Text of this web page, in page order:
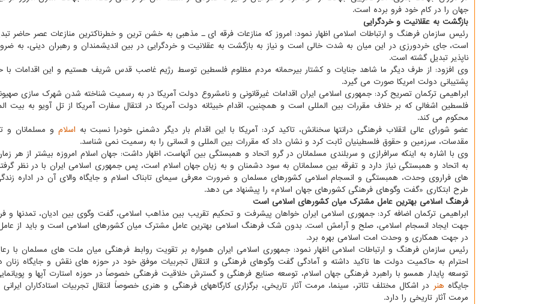
جهان را در كام خود فرو برده است.
بازگشت به عقلانیت و خردگرایی
رئیس سازمان فرهنگ و ارتباطات اسلامی اظهار نمود: امروز كه منازعات فرقه ای ـ مذهبی به خشن ترین و خطرناكترین منازعات عصر حاضر
است، جای خردورزی در این میان به شدت خالی است و نیاز به بازگشت به عقلانیت و خردگرایی در بین اندیشمندان و رهبران دینی، به
ناپذیر تبدیل گشته است.
وی افزود: از طرف دیگر ما شاهد جنایات و كشتار بیرحمانه مردم مظلوم فلسطین توسط رژیم غاصب قدس شریف هستیم و این اقدامات با
پشتیبانی دولت امریكا صورت می گیرد.
ابراهیمی تركمان تصریح كرد: جمهوری اسلامی ایران اقدامات غیرقانونی و نامشروع دولت آمریكا در به رسمیت شناخته شدن شهرك سازی
فلسطین اشغالی كه بر خلاف مقررات بین المللی است و همچنین، اقدام خبیثانه دولت آمریكا در انتقال سفارت آمریكا از تل آویو به بیت
محكوم می كند.
عضو شورای عالی انقلاب فرهنگی درانتها سخنانش، تاكید كرد: آمریكا با این اقدام بار دیگر دشمنی خودرا نسبت به اسلام و مسلمانان و
مقدسات، سرزمین و حقوق فلسطینیان ثابت كرد و نشان داد كه مقررات بین المللی و انسانی را به رسمیت نمی شناسد.
وی با اشاره به اینكه سرافرازی و سربلندی مسلمانان در گرو اتحاد و همبستگی بین آنهاست، اظهار داشت: جهان اسلام امروزه بیشتر از هر
به اتحاد و همبستگی نیاز دارد و تفرقه بین مسلمانان به سود دشمنان و به زیان جهان اسلام است، پس جمهوری اسلامی ایران با در نظر
های فراروی وحدت، همبستگی و انسجام اسلامی كشورهای مسلمان و ضرورت معرفی سیمای تابناك اسلام و جایگاه والای آن در اداره
طرح ابتكاری «گفت وگوهای فرهنگی كشورهای جهان اسلام» را پیشنهاد می دهد.
فرهنگ اسلامی بهترین عامل مشترك میان كشورهای اسلامی است
ابراهیمی تركمان اضافه كرد: جمهوری اسلامی ایران خواهان پیشرفت و تحكیم تقریب بین مذاهب اسلامی، گفت وگوی بین ادیان، تمدنها و
جهت ایجاد انسجام اسلامی، صلح و آرامش است. بدون شك فرهنگ اسلامی بهترین عامل مشترك میان كشورهای اسلامی است و باید از
در جهت همكاری و وحدت امت اسلامی بهره برد.
رئیس سازمان فرهنگ و ارتباطات اسلامی اظهار نمود: جمهوری اسلامی ایران همواره بر تقویت روابط فرهنگی میان ملت های مسلمان با
احترام به حاكمیت دولت ها تاكید داشته و آمادگی گفت وگوهای فرهنگی و انتقال تجربیات موفق خود در حوزه های نقش و جایگاه زنان
توسعه پایدار همسو با راهبرد فرهنگی جهان اسلام، توسعه صنایع فرهنگی و گسترش خلاقیت فرهنگی خصوصاً در حوزه استارت آپها و
جایگاه هنر در اشكال مختلف تئاتر، سینما، مرمت آثار تاریخی، برگزاری كارگاههای فرهنگی و هنری خصوصاً انتقال تجربیات استادكاران
مرمت آثار تاریخی را دارد.